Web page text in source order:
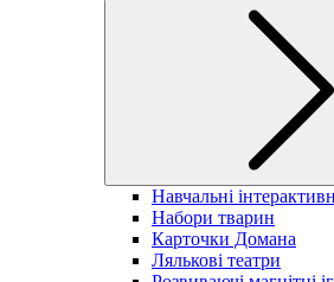
Навчальні
Набори тварин
Карточки Домана
Лялькові театри